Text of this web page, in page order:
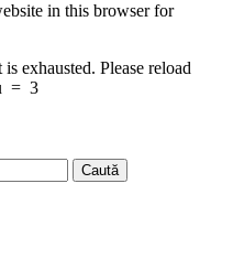
in this browser for
exhausted. Please reload
= 3